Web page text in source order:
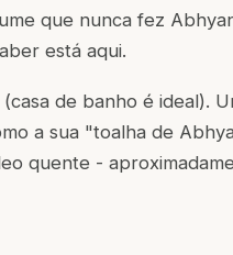
que nunca fez
está aqui.
de banho é ideal).
a sua "toalha de
quente -